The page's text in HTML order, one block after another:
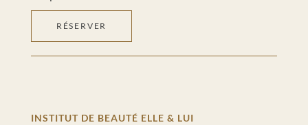
RÉSERVER
INSTITUT DE BEAUTÉ ELLE & LUI